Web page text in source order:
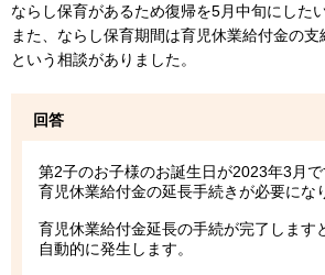
ならし保育があるため復帰を5月中旬にした
また、ならし保育期間は育児休業給付金の支
という相談がありました。
回答
第2子のお子様のお誕生日が2023年3月
育児休業給付金の延長手続きが必要にな
育児休業給付金延長の手続が完了します
自動的に発生します。